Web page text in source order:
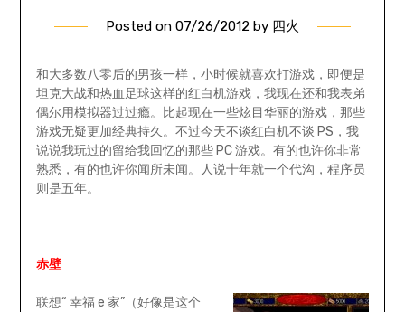
Posted on 07/26/2012 by 四火
和大多数八零后的男孩一样，小时候就喜欢打游戏，即便是
坦克大战和热血足球这样的红白机游戏，我现在还和我表弟
偶尔用模拟器过过瘾。比起现在一些炫目华丽的游戏，那些
游戏无疑更加经典持久。不过今天不谈红白机不谈 PS，我
说说我玩过的留给我回忆的那些 PC 游戏。有的也许你非常
熟悉，有的也许你闻所未闻。人说十年就一个代沟，程序员
则是五年。
赤壁
联想“ 幸福 e 家”（好像是这个